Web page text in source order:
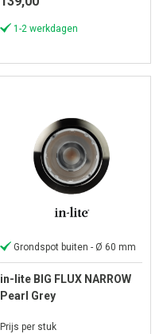
1-2 werkdagen
Grondspot buiten - Ø 60 mm
in-lite BIG FLUX NARROW
Pearl Grey
Prijs per stuk